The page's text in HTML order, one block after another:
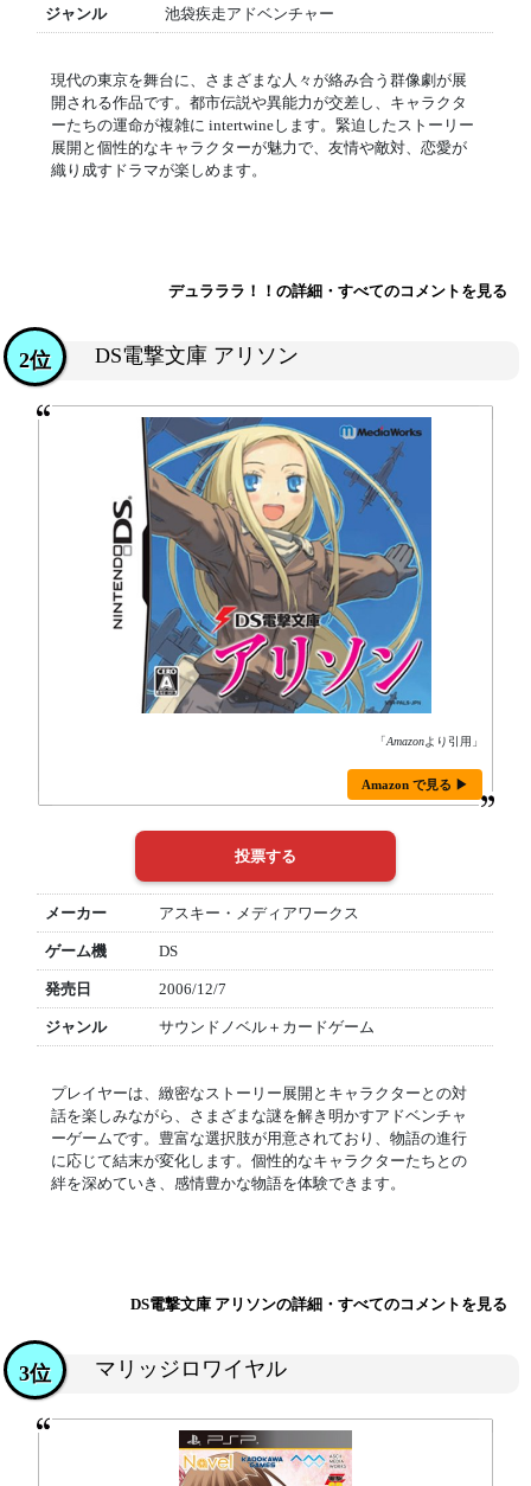
ジャンル 池袋疾走アドベンチャー
現代の東京を舞台に、さまざまな人々が絡み合う群像劇が展
開される作品です。都市伝説や異能力が交差し、キャラクタ
ーたちの運命が複雑に intertwineします。緊迫したストーリー
展開と個性的なキャラクターが魅力で、友情や敵対、恋愛が
織り成すドラマが楽しめます。
デュラララ！！の詳細・すべてのコメントを見る
DS電撃文庫 アリソン
2位
「Amazonより引用」
Amazon で見る ▶
メーカー アスキー・メディアワークス
ゲーム機 DS
発売日 2006/12/7
ジャンル サウンドノベル＋カードゲーム
プレイヤーは、緻密なストーリー展開とキャラクターとの対
話を楽しみながら、さまざまな謎を解き明かすアドベンチャ
ーゲームです。豊富な選択肢が用意されており、物語の進行
に応じて結末が変化します。個性的なキャラクターたちとの
絆を深めていき、感情豊かな物語を体験できます。
DS電撃文庫 アリソンの詳細・すべてのコメントを見る
マリッジロワイヤル
3位